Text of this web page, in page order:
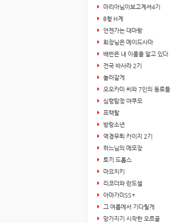
마리아님이보고계셔4기
B형 H계
언젠가는 대마왕
회장님은 메이드사마
배반은 내 이름을 알고 있다
전국 바사라 2기
놀러갈게
오오카미 씨와 7인의 동료들
심령탐정 야쿠모
프랙탈
방랑소년
역경무뢰 카이지 2기
하느님의 메모장
토끼 드롭스
마요치키
리코더와 란도셀
아마가미SS+
그 여름에서 기다릴게
망가지기 시작한 오르골